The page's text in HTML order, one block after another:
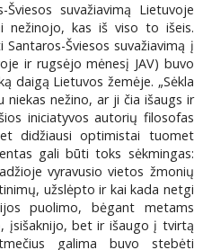
suvažiavimą Lietuvoje
nežinojo, kas iš viso to išeis.
Šviesos suvažiavimą į
ir rugsėjo mėnesį JAV) buvo
daigą Lietuvos žemėje. „Sėkla
niekas nežino, ar ji čia išaugs ir
iniciatyvos autorių filosofas
didžiausi optimistai tuomet
gali būti toks sėkmingas:
vyravusio vietos žmonių
užslėpto ir kai kada netgi
puolimo, bėgant metams
įsišaknijo, bet ir išaugo į tvirtą
galima buvo stebėti